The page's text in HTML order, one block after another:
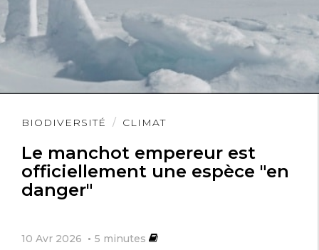
BIODIVERSITÉ CLIMAT
Le manchot empereur est
officiellement une espèce "en
danger"
10 Avr 2026 5 minutes
Lire